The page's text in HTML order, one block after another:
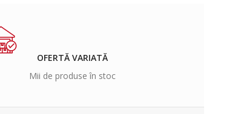
OFERTĂ VARIATĂ
Mii de produse în stoc